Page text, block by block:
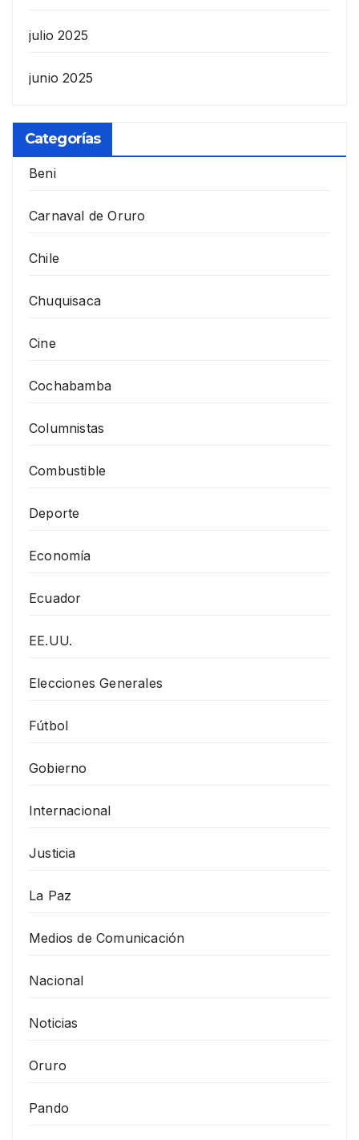
julio 2025
junio 2025
Categorías
Beni
Carnaval de Oruro
Chile
Chuquisaca
Cine
Cochabamba
Columnistas
Combustible
Deporte
Economía
Ecuador
EE.UU.
Elecciones Generales
Fútbol
Gobierno
Internacional
Justicia
La Paz
Medios de Comunicación
Nacional
Noticias
Oruro
Pando